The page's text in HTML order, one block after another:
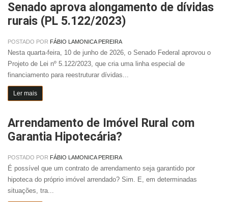
Senado aprova alongamento de dívidas
rurais (PL 5.122/2023)
POSTADO POR FÁBIO LAMONICA PEREIRA
Nesta quarta-feira, 10 de junho de 2026, o Senado Federal aprovou o
Projeto de Lei nº 5.122/2023, que cria uma linha especial de
financiamento para reestruturar dívidas...
Ler mais
Arrendamento de Imóvel Rural com
Garantia Hipotecária?
POSTADO POR FÁBIO LAMONICA PEREIRA
É possível que um contrato de arrendamento seja garantido por
hipoteca do próprio imóvel arrendado? Sim. E, em determinadas
situações, tra...